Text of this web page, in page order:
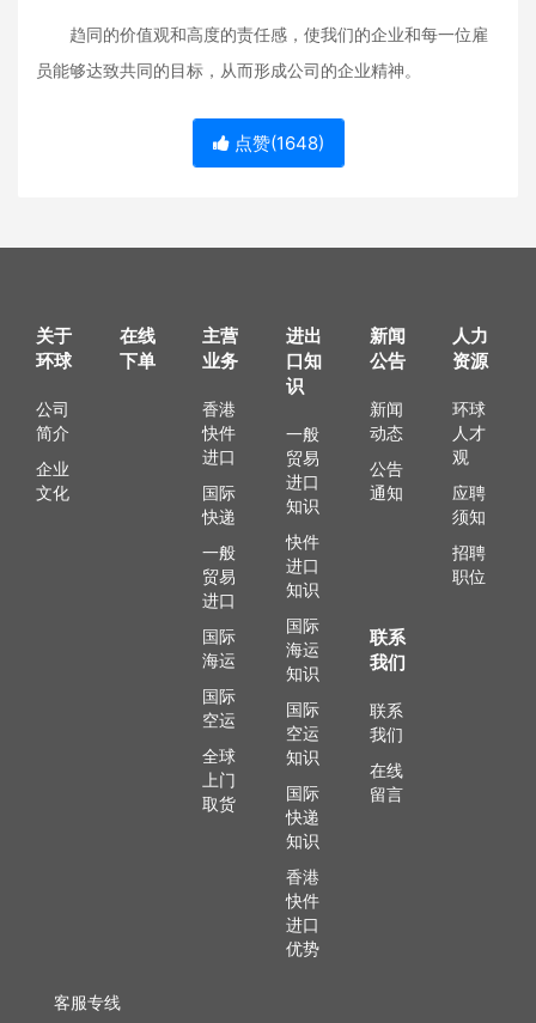
趋同的价值观和高度的责任感，使我们的企业和每一位雇
员能够达致共同的目标，从而形成公司的企业精神。
点赞(1648)
关于
环球
公司
简介
企业
文化
在线
下单
主营
业务
香港
快件
进口
国际
快递
一般
贸易
进口
国际
海运
国际
空运
全球
上门
取货
进出
口知
识
一般
贸易
进口
知识
快件
进口
知识
国际
海运
知识
国际
空运
知识
国际
快递
知识
香港
快件
进口
优势
新闻
公告
新闻
动态
公告
通知
人力
资源
环球
人才
观
应聘
须知
招聘
职位
联系
我们
联系
我们
在线
留言
客服专线